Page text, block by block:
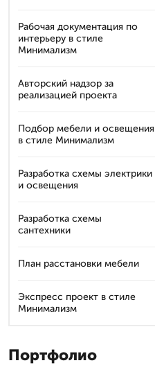
Рабочая документация по
интерьеру в стиле
Минимализм
Авторский надзор за
реализацией проекта
Подбор мебели и освещения
в стиле Минимализм
Разработка схемы электрики
и освещения
Разработка схемы
сантехники
План расстановки мебели
Экспресс проект в стиле
Минимализм
Портфолио